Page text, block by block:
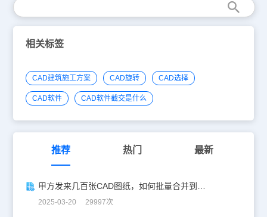
相关标签
CAD建筑施工方案 CAD旋转 CAD选择
CAD软件 CAD软件截交是什么
推荐 热门 最新
2025-03-20 29997次